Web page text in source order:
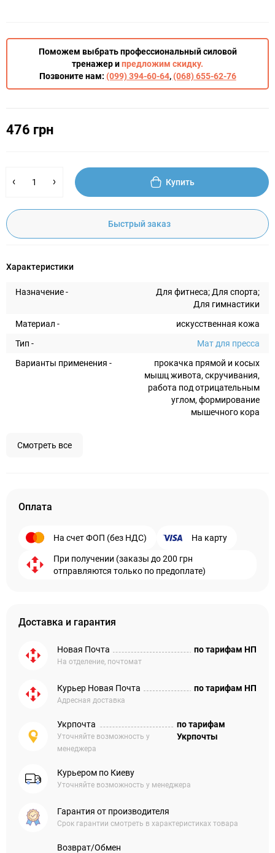
Поможем выбрать профессиональный силовой
тренажер ипредложим скидку.
Позвоните нам: (099) 394-60-64,(068) 655-62-76
476 грн
Купить
Быстрый заказ
Характеристики
Назначение -
Для фитнеса; Для спорта;
Для гимнастики
Материал -
искусственная кожа
Тип -
Мат для пресса
Варианты применения -
прокачка прямой и косых
мышц живота, скручивания,
работа под отрицательным
углом, формирование
мышечного кора
Смотреть все
Оплата
На счет ФОП (без НДС) На карту
При получении (заказы до 200 грн
отправляются только по предоплате)
Доставка и гарантия
Новая Почта
На отделение, почтомат
по тарифам НП
Курьер Новая Почта
Адресная доставка
по тарифам НП
Укрпочта
Уточняйте возможность у
менеджера
по тарифам
Укрпочты
Курьером по Киеву
Уточняйте возможность у менеджера
Гарантия от производителя
Срок гарантии смотреть в характеристиках товара
Возврат/Обмен